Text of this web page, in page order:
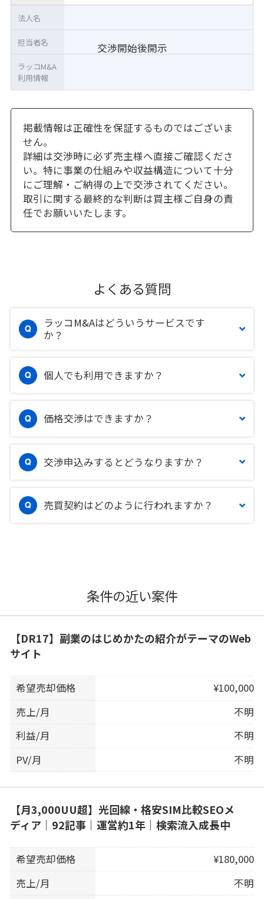
交渉開始後開示
法人名
担当者名
ラッコM&A
利用情報
掲載情報は正確性を保証するものではございま
せん。
詳細は交渉時に必ず売主様へ直接ご確認くださ
い。特に事業の仕組みや収益構造について十分
にご理解・ご納得の上で交渉されてください。
取引に関する最終的な判断は買主様ご自身の責
任でお願いいたします。
よくある質問
ラッコM&Aはどういうサービスです
か？
個人でも利用できますか？
価格交渉はできますか？
交渉申込みするとどうなりますか？
売買契約はどのように行われますか？
条件の近い案件
【DR17】副業のはじめかたの紹介がテーマのWeb
サイト
希望売却価格
¥100,000
売上/月
不明
利益/月
不明
PV/月
不明
【月3,000UU超】光回線・格安SIM比較SEOメ
ディア｜92記事｜運営約1年｜検索流入成長中
希望売却価格
¥180,000
売上/月
不明